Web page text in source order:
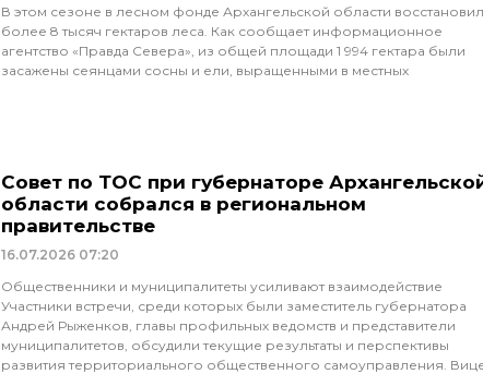
В этом сезоне в лесном фонде Архангельской области
более 8 тысяч гектаров леса. Как сообщает информационное
агентство «Правда Севера», из общей площади 1 994 гектара были
засажены сеянцами сосны и ели, выращенными в местных
Совет по ТОС при губернаторе
области собрался в региональном
правительстве
16.07.2026 07:20
Общественники и муниципалитеты усиливают взаимодействие
Участники встречи, среди которых были заместитель губернатора
Андрей Рыженков, главы профильных ведомств и представители
муниципалитетов, обсудили текущие результаты и перспективы
развития территориального общественного самоуправления.